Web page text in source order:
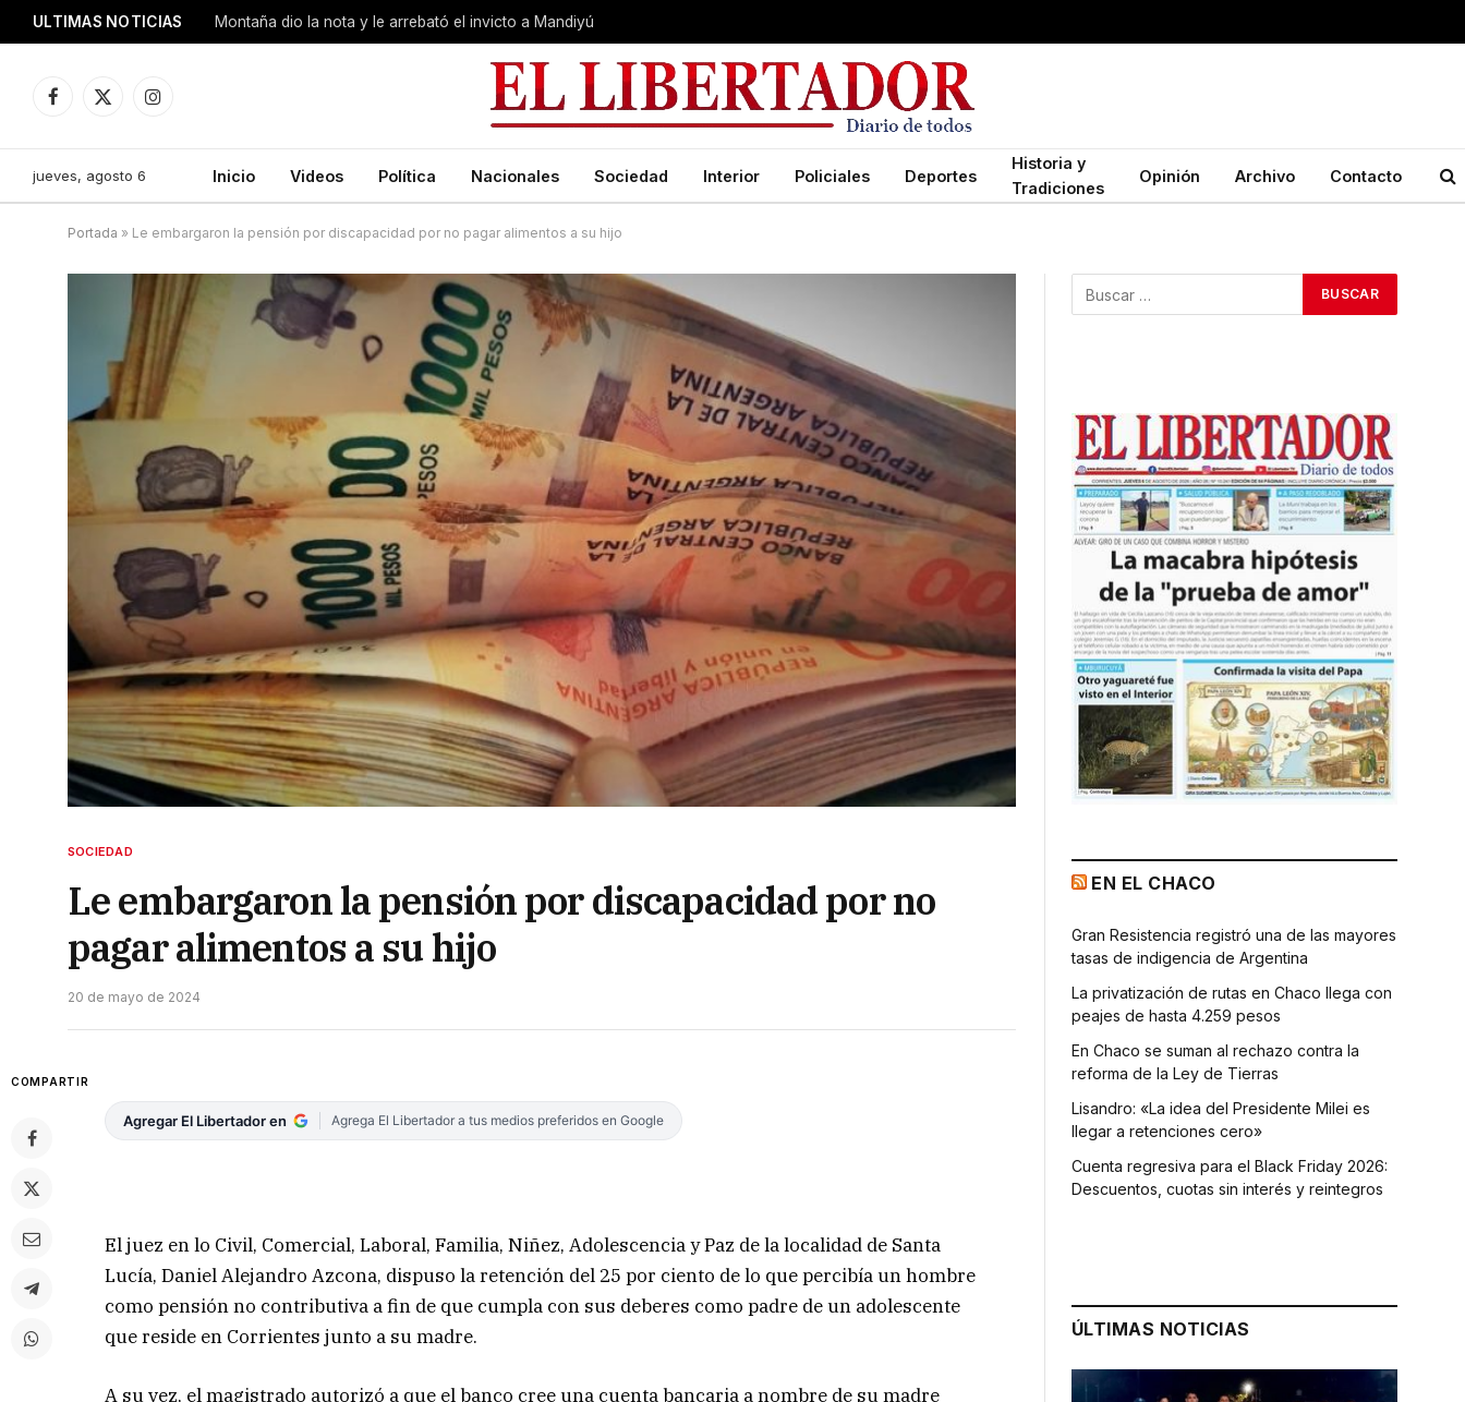
ULTIMAS NOTICIAS Montaña dio la nota y le arrebató el invicto a Mandiyú
Facebook
X
Instagram
jueves, agosto 6 Inicio Videos Política Nacionales Sociedad Interior Policiales Deportes
Historia y
Tradiciones
Opinión Archivo Contacto
Portada » Le embargaron la pensión por discapacidad por no pagar alimentos a su hijo
SOCIEDAD
Le embargaron la pensión por discapacidad por no
pagar alimentos a su hijo
20 de mayo de 2024
COMPARTIR
Agregar El Libertador en Agrega El Libertador a tus medios preferidos en Google
El juez en lo Civil, Comercial, Laboral, Familia, Niñez, Adolescencia y Paz de la localidad de Santa
Lucía, Daniel Alejandro Azcona, dispuso la retención del 25 por ciento de lo que percibía un hombre
como pensión no contributiva a fin de que cumpla con sus deberes como padre de un adolescente
que reside en Corrientes junto a su madre.
A su vez, el magistrado autorizó a que el banco cree una cuenta bancaria a nombre de su madre
EN EL CHACO
Gran Resistencia registró una de las mayores
tasas de indigencia de Argentina
La privatización de rutas en Chaco llega con
peajes de hasta 4.259 pesos
En Chaco se suman al rechazo contra la
reforma de la Ley de Tierras
Lisandro: «La idea del Presidente Milei es
llegar a retenciones cero»
Cuenta regresiva para el Black Friday 2026:
Descuentos, cuotas sin interés y reintegros
ÚLTIMAS NOTICIAS